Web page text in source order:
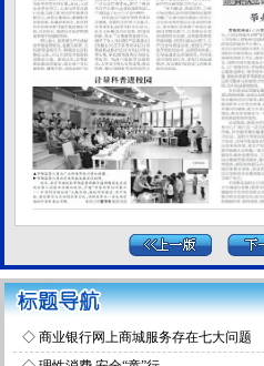
◇ 商业银行网上商城服务存在七大问题